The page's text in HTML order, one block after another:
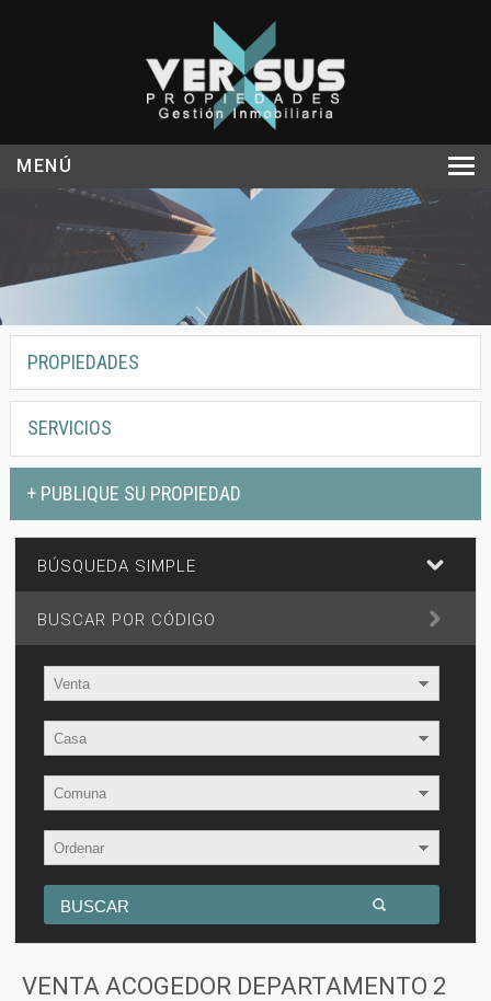
MENÚ
INICIO
NOSOTROS
SERVICIOS
NOTICIAS CONTACTO
PROPIEDADES
SERVICIOS
+ PUBLIQUE SU PROPIEDAD
BÚSQUEDA SIMPLE
BUSCAR POR CÓDIGO
VENTA ACOGEDOR DEPARTAMENTO 2